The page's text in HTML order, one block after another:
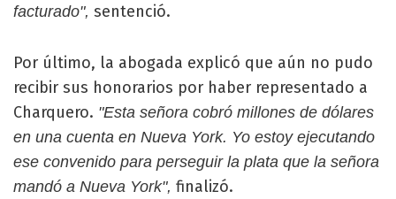
facturado", sentenció.
Por último, la abogada explicó que aún no pudo
recibir sus honorarios por haber representado a
Charquero. "Esta señora cobró millones de dólares
en una cuenta en Nueva York. Yo estoy ejecutando
ese convenido para perseguir la plata que la señora
mandó a Nueva York", finalizó.